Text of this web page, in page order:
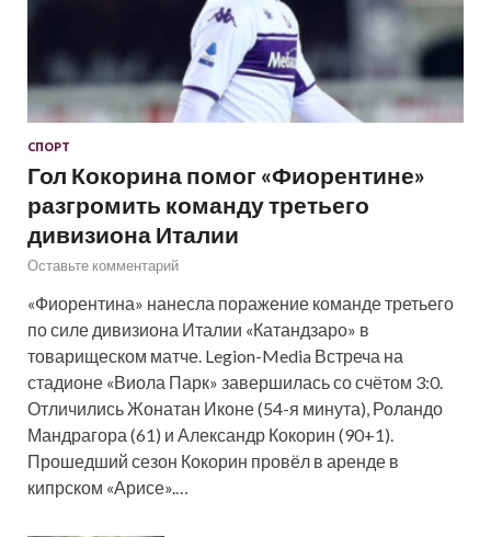
СПОРТ
Гол Кокорина помог «Фиорентине»
разгромить команду третьего
дивизиона Италии
Оставьте комментарий
«Фиорентина» нанесла поражение команде третьего
по силе дивизиона Италии «Катандзаро» в
товарищеском матче. Legion-Media Встреча на
стадионе «Виола Парк» завершилась со счётом 3:0.
Отличились Жонатан Иконе (54-я минута), Роландо
Мандрагора (61) и Александр Кокорин (90+1).
Прошедший сезон Кокорин провёл в аренде в
кипрском «Арисе».…